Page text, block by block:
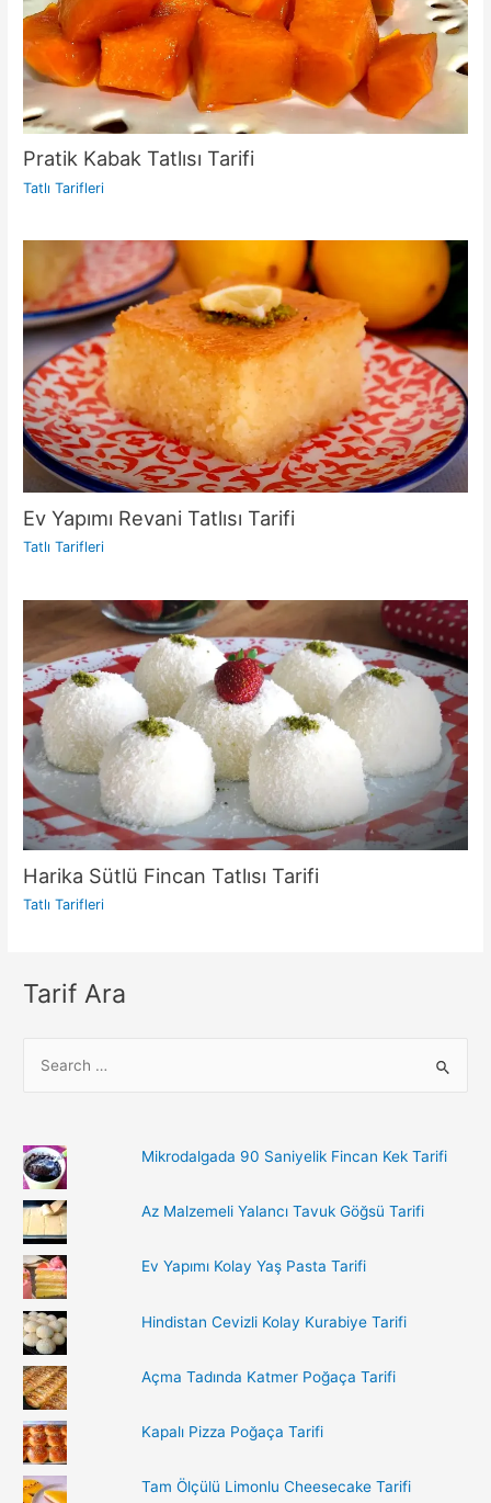
Pratik Kabak Tatlısı Tarifi
Tatlı Tarifleri
Ev Yapımı Revani Tatlısı Tarifi
Tatlı Tarifleri
Harika Sütlü Fincan Tatlısı Tarifi
Tatlı Tarifleri
Tarif Ara
c
h
f
o
r
:
Mikrodalgada 90 Saniyelik Fincan Kek Tarifi
Az Malzemeli Yalancı Tavuk Göğsü Tarifi
Ev Yapımı Kolay Yaş Pasta Tarifi
Hindistan Cevizli Kolay Kurabiye Tarifi
Açma Tadında Katmer Poğaça Tarifi
Kapalı Pizza Poğaça Tarifi
Tam Ölçülü Limonlu Cheesecake Tarifi